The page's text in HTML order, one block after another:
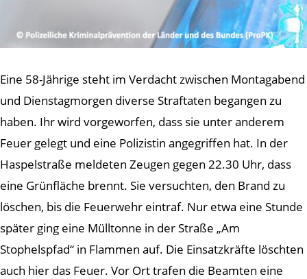
Eine 58-Jährige steht im Verdacht zwischen Montagabend
und Dienstagmorgen diverse Straftaten begangen zu
haben. Ihr wird vorgeworfen, dass sie unter anderem
Feuer gelegt und eine Polizistin angegriffen hat. In der
Haspelstraße meldeten Zeugen gegen 22.30 Uhr, dass
eine Grünfläche brennt. Sie versuchten, den Brand zu
löschen, bis die Feuerwehr eintraf. Nur etwa eine Stunde
später ging eine Mülltonne in der Straße „Am
Stophelspfad“ in Flammen auf. Die Einsatzkräfte löschten
auch hier das Feuer. Vor Ort trafen die Beamten eine